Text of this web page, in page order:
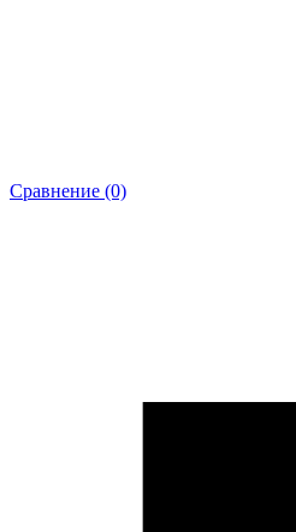
Сравнение (0)